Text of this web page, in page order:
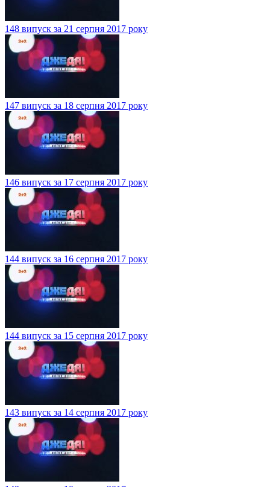
148 випуск за 21 серпня 2017 року
147 випуск за 18 серпня 2017 року
146 випуск за 17 серпня 2017 року
144 випуск за 16 серпня 2017 року
144 випуск за 15 серпня 2017 року
143 випуск за 14 серпня 2017 року